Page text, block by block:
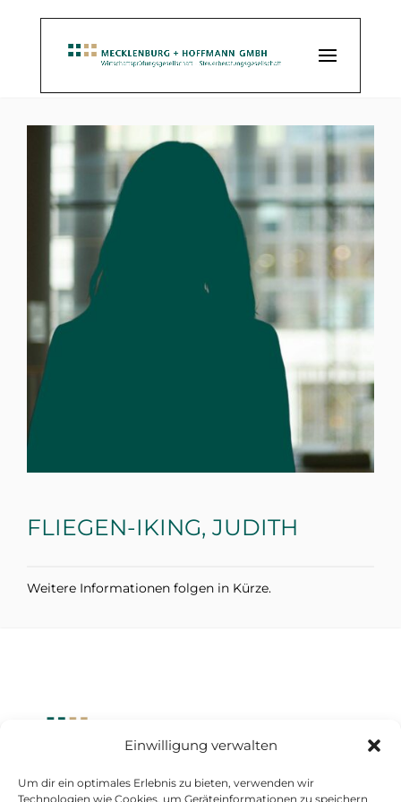
Einwilligung verwalten
Um dir ein optimales Erlebnis zu bieten, verwenden wir
Technologien wie Cookies, um Geräteinformationen zu speichern
FLIEGEN-IKING, JUDITH
Weitere Informationen folgen in Kürze.